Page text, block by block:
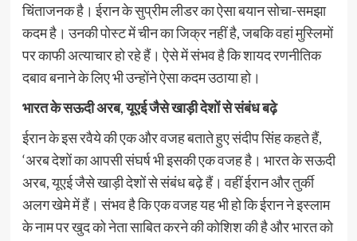
चिंताजनक है। ईरान के सुप्रीम लीडर का ऐसा बयान सोचा-समझा
कदम है। उनकी पोस्ट में चीन का जिक्र नहीं है, जबकि वहां मुस्लिमों
पर काफी अत्याचार हो रहे हैं। ऐसे में संभव है कि शायद रणनीतिक
दबाव बनाने के लिए भी उन्होंने ऐसा कदम उठाया हो।
भारत के सऊदी अरब, यूएई जैसे खाड़ी देशों से संबंध बढ़े
ईरान के इस रवैये की एक और वजह बताते हुए संदीप सिंह कहते हैं,
‘अरब देशों का आपसी संघर्ष भी इसकी एक वजह है। भारत के सऊदी
अरब, यूएई जैसे खाड़ी देशों से संबंध बढ़े हैं। वहीं ईरान और तुर्की
अलग खेमे में हैं। संभव है कि एक वजह यह भी हो कि ईरान ने इस्लाम
के नाम पर खुद को नेता साबित करने की कोशिश की है और भारत को